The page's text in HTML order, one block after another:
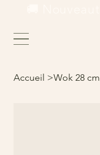
Accueil >Wok 28 cm